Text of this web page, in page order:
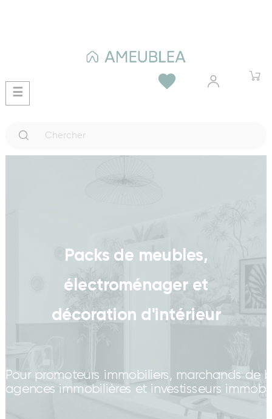
Basculer
la
☰
favorite
Packs de meubles,
électroménager et
décoration d'intérieur
Pour promoteurs immobiliers, marchands de
agences immobilières et investisseurs